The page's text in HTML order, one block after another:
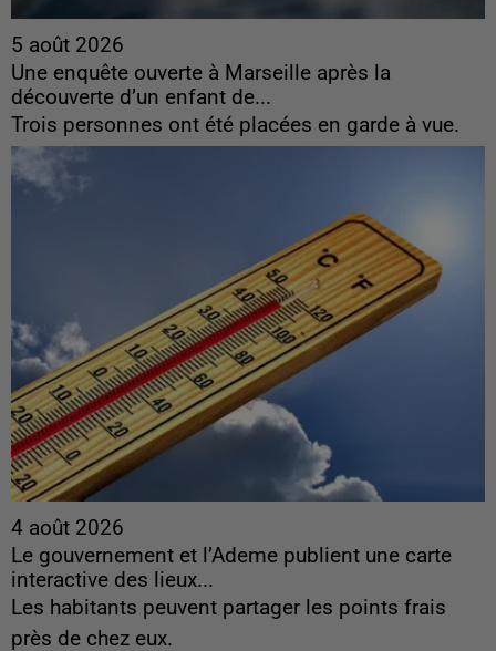
5 août 2026
Une enquête ouverte à Marseille après la
découverte d’un enfant de...
Trois personnes ont été placées en garde à vue.
4 août 2026
Le gouvernement et l’Ademe publient une carte
interactive des lieux...
Les habitants peuvent partager les points frais
près de chez eux.